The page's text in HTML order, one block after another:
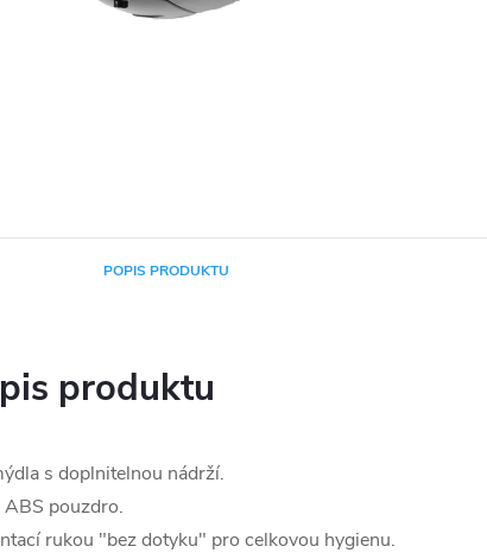
POPIS PRODUKTU
produktu
s doplnitelnou nádrží.
pouzdro.
rukou "bez dotyku" pro celkovou hygienu.